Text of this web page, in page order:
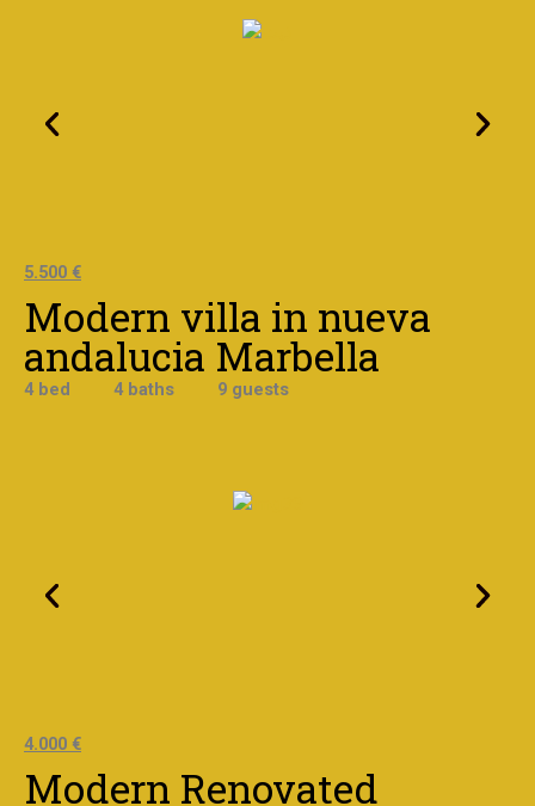
5.500 €
Modern villa in nueva
andalucia Marbella
4 bed 4 baths 9 guests
4.000 €
Modern Renovated